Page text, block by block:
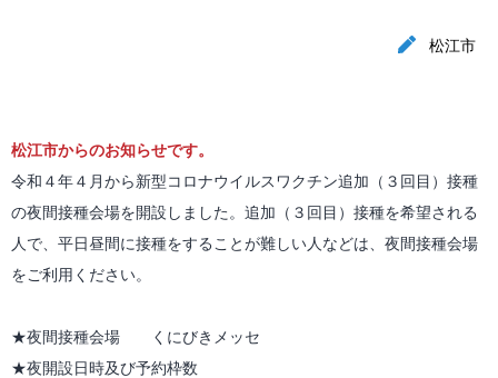
松江市
松江市からのお知らせです。
令和４年４月から新型コロナウイルスワクチン追加（３回目）接種
の夜間接種会場を開設しました。追加（３回目）接種を希望される
人で、平日昼間に接種をすることが難しい人などは、夜間接種会場
をご利用ください。
★夜間接種会場 くにびきメッセ
★夜開設日時及び予約枠数